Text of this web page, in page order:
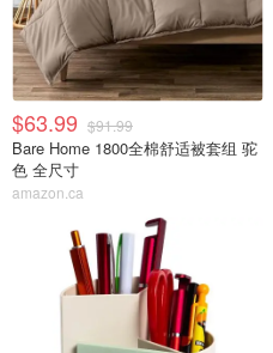
$63.99 $91.99
Bare Home 1800全棉舒适被套组 驼
色 全尺寸
amazon.ca